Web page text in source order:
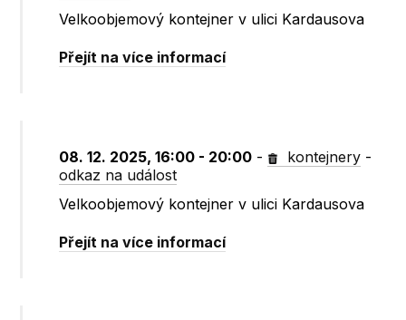
Velkoobjemový kontejner v ulici Kardausova
Přejít na více informací
08. 12. 2025, 16:00 - 20:00 - kontejnery -
odkaz na událost
Velkoobjemový kontejner v ulici Kardausova
Přejít na více informací